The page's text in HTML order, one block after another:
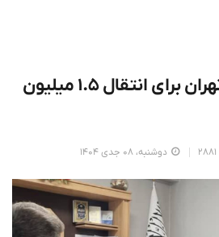
توافق ریلی کابل و تهران برای انتقال ۱.۵ میلیون
دوشنبه، 08 جدی 1404